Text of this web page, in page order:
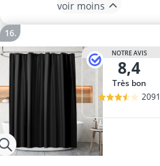
voir moins
NOTRE AVIS
8,4
Très bon
2091